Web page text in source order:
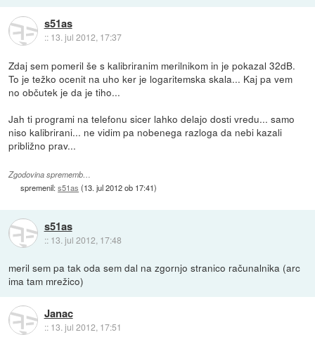
s51as
:: 13. jul 2012, 17:37
Zdaj sem pomeril še s kalibriranim merilnikom in je pokazal 32dB.
To je težko ocenit na uho ker je logaritemska skala... Kaj pa vem
no občutek je da je tiho...
Jah ti programi na telefonu sicer lahko delajo dosti vredu... samo
niso kalibrirani... ne vidim pa nobenega razloga da nebi kazali
približno prav...
Zgodovina sprememb…
spremenil:s51as (13. jul 2012 ob 17:41)
s51as
:: 13. jul 2012, 17:48
meril sem pa tak oda sem dal na zgornjo stranico računalnika (arc
ima tam mrežico)
Janac
:: 13. jul 2012, 17:51